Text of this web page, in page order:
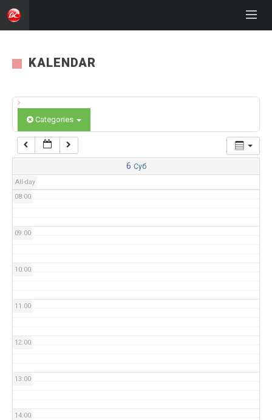
KALENDAR
Categories
6 Суб
All-day
03:00
06:00
07:00
08:00
09:00
10:00
11:00
12:00
13:00
14:00